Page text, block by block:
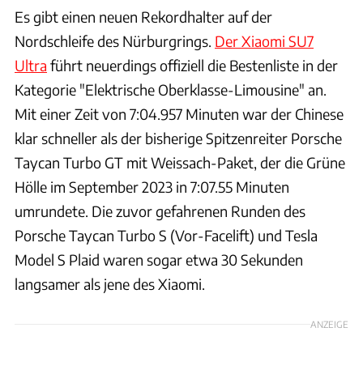
Es gibt einen neuen Rekordhalter auf der
Nordschleife des Nürburgrings. Der Xiaomi SU7
Ultra führt neuerdings offiziell die Bestenliste in der
Kategorie "Elektrische Oberklasse-Limousine" an.
Mit einer Zeit von 7:04.957 Minuten war der Chinese
klar schneller als der bisherige Spitzenreiter Porsche
Taycan Turbo GT mit Weissach-Paket, der die Grüne
Hölle im September 2023 in 7:07.55 Minuten
umrundete. Die zuvor gefahrenen Runden des
Porsche Taycan Turbo S (Vor-Facelift) und Tesla
Model S Plaid waren sogar etwa 30 Sekunden
langsamer als jene des Xiaomi.
ANZEIGE